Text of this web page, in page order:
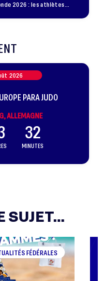
2026
PARA JUDO
ALLEMAGNE
32
MINUTES
SUJET...
FÉDÉRALES